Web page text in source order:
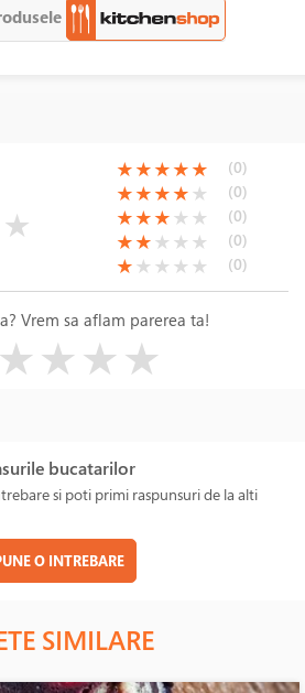
★
(*)
★(*)
★(*)
★(*)
★(*)
★ (0)
(*)
★(*)
★(*)
★(*)
★( )
★ (0)
(*)
★(*)
★(*)
★( )
★ ( )
★ (0)
(*)
★(*)
★( )
★ ( )
★ ( )
★ (0)
(*)
★( )
★ ( )
★ ( )
★ ( )
★ (0)
Vrem sa aflam parerea ta!
★★★★
bucatarilor
si poti primi raspunsuri de la alti
O INTREBARE
SIMILARE